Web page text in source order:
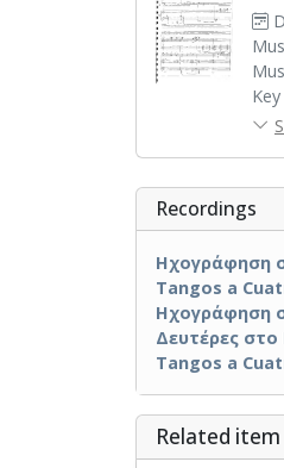
Recordings
Ηχογράφηση
Tangos a
Ηχογράφηση
Δευτέρες
Tangos a
Related item